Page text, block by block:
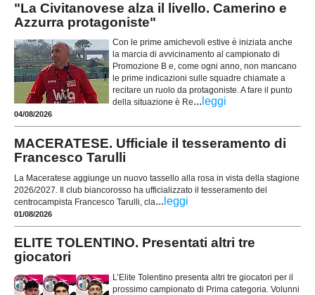
"La Civitanovese alza il livello. Camerino e
Azzurra protagoniste"
Con le prime amichevoli estive è iniziata anche
la marcia di avvicinamento al campionato di
Promozione B e, come ogni anno, non mancano
le prime indicazioni sulle squadre chiamate a
recitare un ruolo da protagoniste. A fare il punto
della situazione è Re... leggi
04/08/2026
MACERATESE. Ufficiale il tesseramento di
Francesco Tarulli
La Maceratese aggiunge un nuovo tassello alla rosa in vista della stagione
2026/2027. Il club biancorosso ha ufficializzato il tesseramento del
centrocampista Francesco Tarulli, cla... leggi
01/08/2026
ELITE TOLENTINO. Presentati altri tre
giocatori
L’Elite Tolentino presenta altri tre giocatori per il
prossimo campionato di Prima categoria. Volunni